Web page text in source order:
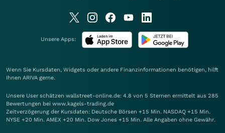
Unsere Apps:
Wenn Sie Kursdaten, Widgets oder andere Finanzinformationen benötigen, hilft
Ihnen ARIVA gerne.
Unsere User schätzen wallstreet-online.de: 4.8 von 5 Sternen ermittelt aus 285
Bewertungen bei www.kagels-trading.de
Zeitverzögerung der Kursdaten: Deutsche Börsen +15 Min. NASDAQ +15 Min.
NYSE +20 Min. AMEX +20 Min. Dow Jones +15 Min. Alle Angaben ohne Gewähr.